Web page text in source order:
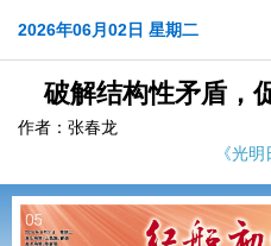
2026年06月02日 星期二
破解结构性矛盾，
作者：张春龙
《光